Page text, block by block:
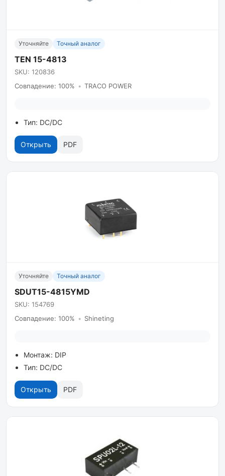
Уточняйте Точный аналог
TEN 15-4813
SKU: 120836
Совпадение: 100% • TRACO POWER
Тип: DC/DC
Открыть PDF
Уточняйте Точный аналог
SDUT15-4815YMD
SKU: 154769
Совпадение: 100% • Shineting
Монтаж: DIP
Тип: DC/DC
Открыть PDF